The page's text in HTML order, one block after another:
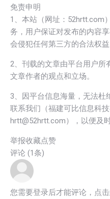
免责申明
1、本站（网址：52hrtt.com
务，用户保证对发布的内容
会侵犯任何第三方的合法权益
2、刊载的文章由平台用户所
文章作者的观点和立场。
3、因平台信息海量，无法杜
联系我们（福建可比信息科
hrtt@52hrtt.com），以便及时
举报收藏点赞
评论 (1条)
您需要登录后才能评论，点击